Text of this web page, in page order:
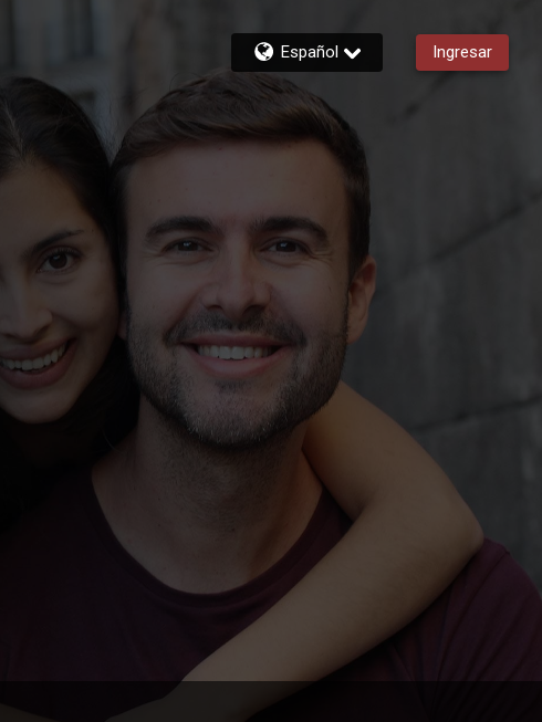
Español Ingresar